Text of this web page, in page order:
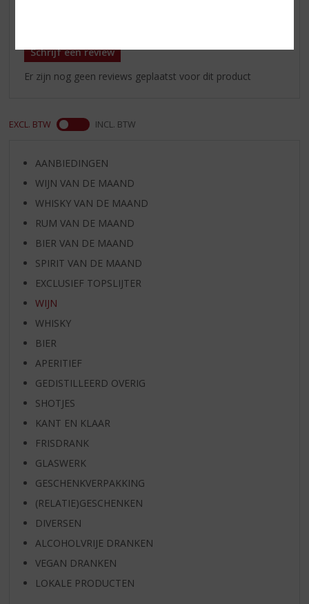
Schrijf een review
Er zijn nog geen reviews geplaatst voor dit product
EXCL. BTW INCL. BTW
AANBIEDINGEN
WIJN VAN DE MAAND
WHISKY VAN DE MAAND
RUM VAN DE MAAND
BIER VAN DE MAAND
SPIRIT VAN DE MAAND
EXCLUSIEF TOPSLIJTER
WIJN
WHISKY
BIER
APERITIEF
GEDISTILLEERD OVERIG
SHOTJES
KANT EN KLAAR
FRISDRANK
GLASWERK
GESCHENKVERPAKKING
(RELATIE)GESCHENKEN
DIVERSEN
ALCOHOLVRIJE DRANKEN
VEGAN DRANKEN
LOKALE PRODUCTEN